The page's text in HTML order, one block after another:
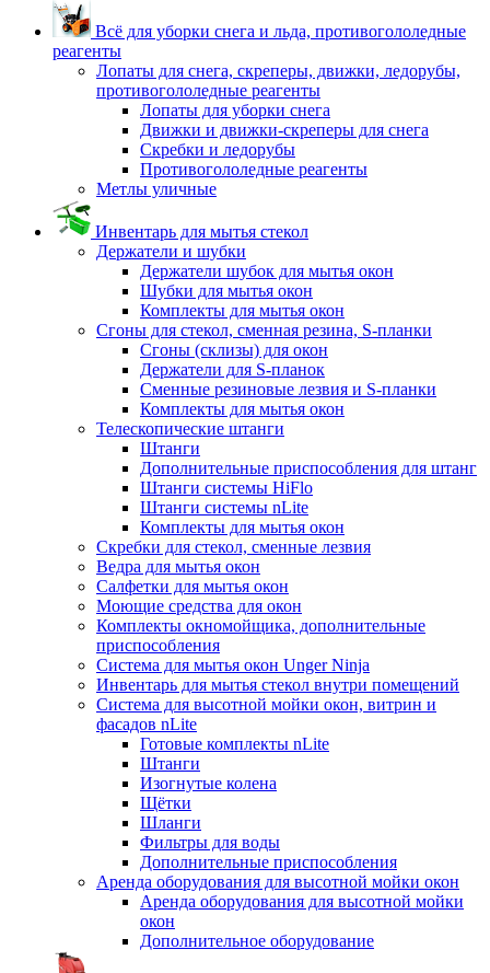
Всё для уборки снега и льда, противогололедные
реагенты
Лопаты для снега, скреперы, движки, ледорубы,
противогололедные реагенты
Лопаты для уборки снега
Движки и движки-скреперы для снега
Скребки и ледорубы
Противогололедные реагенты
Метлы уличные
Инвентарь для мытья стекол
Держатели и шубки
Держатели шубок для мытья окон
Шубки для мытья окон
Комплекты для мытья окон
Сгоны для стекол, сменная резина, S-планки
Сгоны (склизы) для окон
Держатели для S-планок
Сменные резиновые лезвия и S-планки
Комплекты для мытья окон
Телескопические штанги
Штанги
Дополнительные приспособления для штанг
Штанги системы HiFlo
Штанги системы nLite
Комплекты для мытья окон
Скребки для стекол, сменные лезвия
Ведра для мытья окон
Салфетки для мытья окон
Моющие средства для окон
Комплекты окномойщика, дополнительные
приспособления
Система для мытья окон Unger Ninja
Инвентарь для мытья стекол внутри помещений
Система для высотной мойки окон, витрин и
фасадов nLite
Готовые комплекты nLite
Штанги
Изогнутые колена
Щётки
Шланги
Фильтры для воды
Дополнительные приспособления
Аренда оборудования для высотной мойки окон
Аренда оборудования для высотной мойки
окон
Дополнительное оборудование